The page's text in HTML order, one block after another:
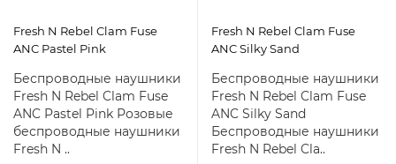
Fresh N Rebel Clam Fuse
ANC Pastel Pink
Беспроводные наушники
Fresh N Rebel Clam Fuse
ANC Pastel Pink Розовые
беспроводные наушники
Fresh N ..
Fresh N Rebel Clam Fuse
ANC Silky Sand
Беспроводные наушники
Fresh N Rebel Clam Fuse
ANC Silky Sand
Беспроводные наушники
Fresh N Rebel Cla..